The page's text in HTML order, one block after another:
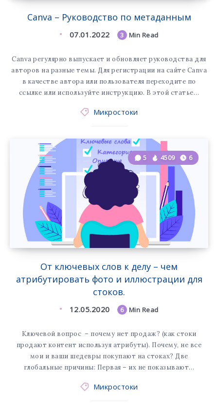
Canva – Руководство по метаданным
07.01.2022 3 Min Read
Canva регулярно выпускает и обновляет руководства для
авторов на разные темы. Для регистрации на сайте Canva
в качестве автора или пользователя переходите по
ссылке или используйте инструкцию. В этой статье…
Микростоки
От ключевых слов к делу – чем
атрибутировать фото и иллюстрации для
стоков.
5 4509 6
12.05.2020 6 Min Read
Ключевой вопрос – почему нет продаж? (как стоки
продают контент используя атрибуты). Почему, не все
мои и ваши шедевры покупают на стоках? Две
глобальные причины: Первая – их не показывают…
Микростоки